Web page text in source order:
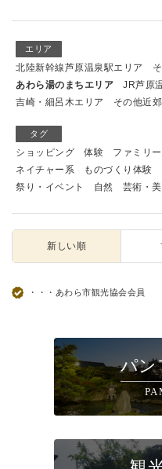
エリア
北陸新幹線芦原温泉駅エリア
あわら湯のまちエリア
JR芦原
吉崎・細呂木エリア
その他近
タグ
ショッピング 体験 ファミリー
ネイチャー系
ものづくり体験
祭り・イベント
自然 芸術・
新しい順
・・・あわら市観光協会会員
パン